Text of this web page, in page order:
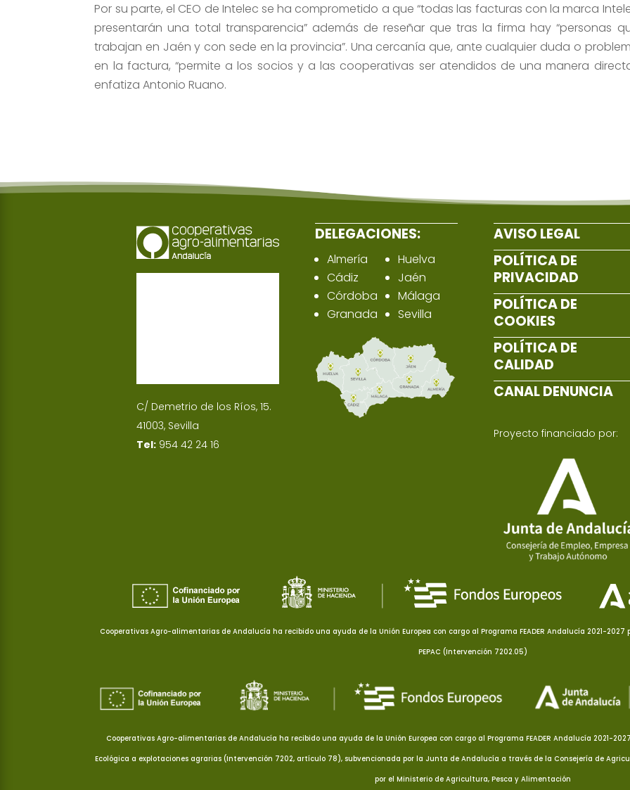
Por su parte, el CEO de Intelec se ha comprometido a que “todas las facturas con la marca
presentarán una total transparencia” además de reseñar que tras la firma hay “personas
trabajan en Jaén y con sede en la provincia”. Una cercanía que, ante cualquier duda o
en la factura, “permite a los socios y a las cooperativas ser atendidos de una manera
enfatiza Antonio Ruano.
C/ Demetrio de los Ríos, 15.
41003, Sevilla
Tel: 954 42 24 16
DELEGACIONES:
Almería
Cádiz
Córdoba
Granada
Huelva
Jaén
Málaga
Sevilla
AVISO LEGAL
POLÍTICA DE
PRIVACIDAD
POLÍTICA DE
COOKIES
POLÍTICA DE
CALIDAD
CANAL DENUNCIA
Proyecto financiado por:
Cooperativas Agro-alimentarias de Andalucía ha recibido una ayuda de la Unión Europea con cargo al Programa FEADER Andalucía 2021-
PEPAC (Intervención 7202.05)
Cooperativas Agro-alimentarias de Andalucía ha recibido una ayuda de la Unión Europea con cargo al Programa FEADER Andalucía 2021-
Ecológica a explotaciones agrarias (Intervención 7202, artículo 78), subvencionada por la Junta de Andalucía a través de la Consejería de
por el Ministerio de Agricultura, Pesca y Alimentación